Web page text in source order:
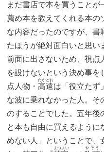
まだ書店で本を買うこと
薦め本を教えてくれる本
な内容だったのですが、書
たほうが絶対面白いと思い
前面に出さないため、視点
を設けないという決め事を
点人物・ 高遠
たかとお
は「役立たず
な波に乗れなかった人。そ
のすることでした。五年後
と本も自由に買えるように
めない人」ということで、
まつよい やぞう